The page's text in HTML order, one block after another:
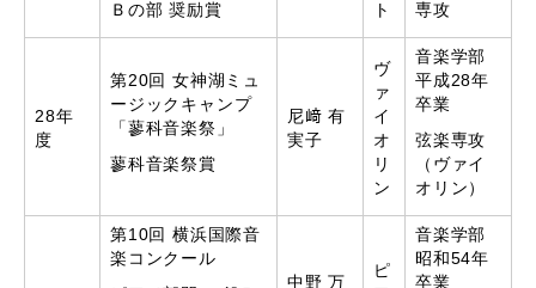
Ｂの部 奨励賞
ト
専攻
28年
度
第20回 女神湖ミュ
ージックキャンプ
「蓼科音楽祭」
蓼科音楽祭賞
尼﨑 有
実子
ヴ
ァ
イ
オ
リ
ン
音楽学部
平成28年
卒業
弦楽専攻
（ヴァイ
オリン）
第10回 横浜国際音
楽コンクール
中野 万
ピ
音楽学部
昭和54年
卒業